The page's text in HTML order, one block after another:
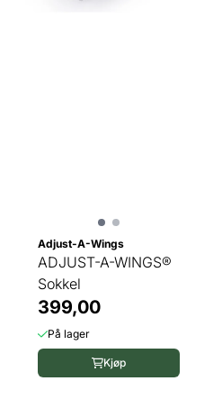
Adjust-A-Wings
ADJUST-A-WINGS®
Sokkel
399,00
På lager
Kjøp